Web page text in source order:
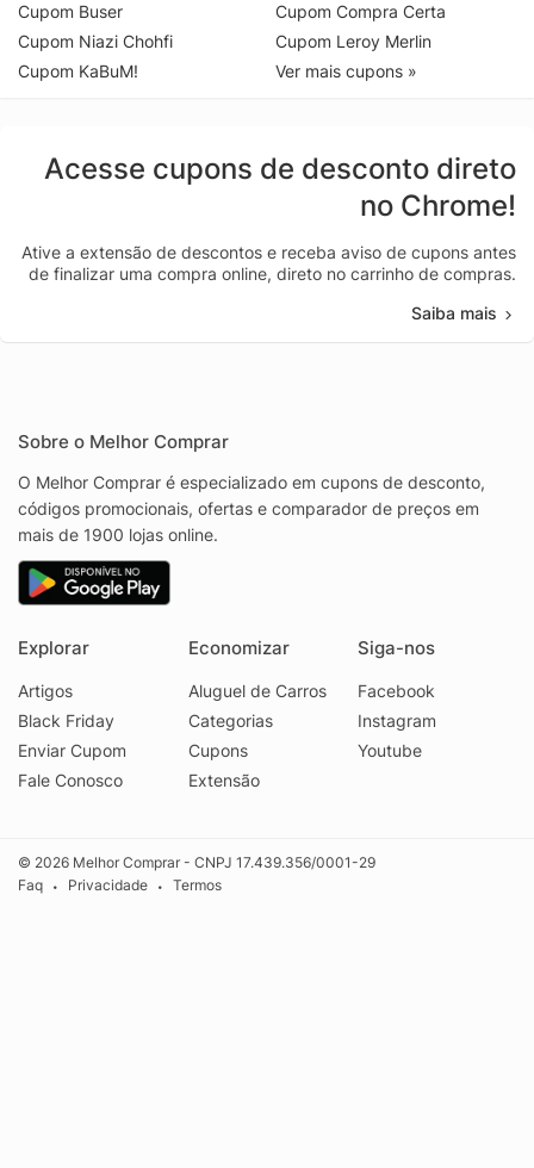
Cupom Buser
Cupom Niazi Chohfi
Cupom KaBuM!
Cupom Compra Certa
Cupom Leroy Merlin
Ver mais cupons »
Acesse cupons de desconto direto
no Chrome!
Ative a extensão de descontos e receba aviso de cupons antes
de finalizar uma compra online, direto no carrinho de compras.
Saiba mais
Sobre o Melhor Comprar
O Melhor Comprar é especializado em cupons de desconto,
códigos promocionais, ofertas e comparador de preços em
mais de 1900 lojas online.
Explorar
Artigos
Black Friday
Enviar Cupom
Fale Conosco
Economizar
Aluguel de Carros
Categorias
Cupons
Extensão
Siga-nos
Facebook
Instagram
Youtube
© 2026 Melhor Comprar - CNPJ 17.439.356/0001-29
Faq
• Privacidade • Termos